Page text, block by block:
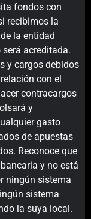
fondos con
recibimos la
la entidad
acreditada.
y cargos debidos
con el
contracargos
y
gasto
de apuestas
Reconoce que
y no está
ningún sistema
sistema
la suya local.